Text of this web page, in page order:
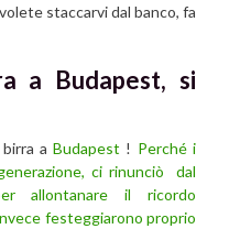
staccarvi dal banco, fa
a Budapest, si
birra aBudapest ! Perché i
ci rinunciò dal
allontanare il ricordo
festeggiarono proprio